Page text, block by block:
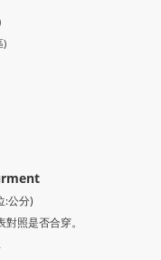
)
:公分)
照是否合穿。